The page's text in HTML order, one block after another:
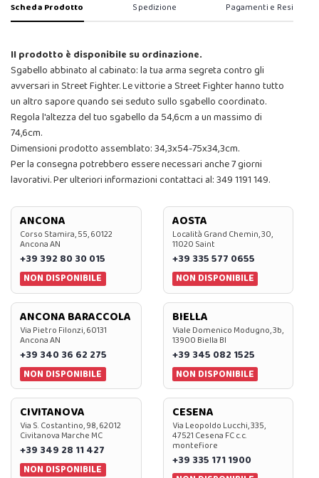
Scheda Prodotto Spedizione Pagamenti e Resi
Il prodotto è disponibile su ordinazione.
Sgabello abbinato al cabinato: la tua arma segreta contro gli
avversari in Street Fighter. Le vittorie a Street Fighter hanno tutto
un altro sapore quando sei seduto sullo sgabello coordinato.
Regola l'altezza del tuo sgabello da 54,6cm a un massimo di
74,6cm.
Dimensioni prodotto assemblato: 34,3x54-75x34,3cm.
Per la consegna potrebbero essere necessari anche 7 giorni
lavorativi. Per ulteriori informazioni contattaci al: 349 1191 149.
ANCONA
Corso Stamira, 55, 60122
Ancona AN
+39 392 80 30 015
NON DISPONIBILE
AOSTA
Località Grand Chemin, 30,
11020 Saint
+39 335 577 0655
NON DISPONIBILE
ANCONA BARACCOLA
Via Pietro Filonzi, 60131
Ancona AN
+39 340 36 62 275
NON DISPONIBILE
BIELLA
Viale Domenico Modugno, 3b,
13900 Biella BI
+39 345 082 1525
NON DISPONIBILE
CIVITANOVA
Via S. Costantino, 98, 62012
Civitanova Marche MC
+39 349 28 11 427
NON DISPONIBILE
CESENA
Via Leopoldo Lucchi, 335,
47521 Cesena FC c.c.
montefiore
+39 335 171 1900